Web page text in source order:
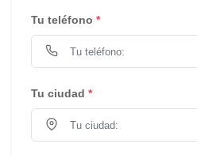
Tu teléfono *
Tu ciudad *